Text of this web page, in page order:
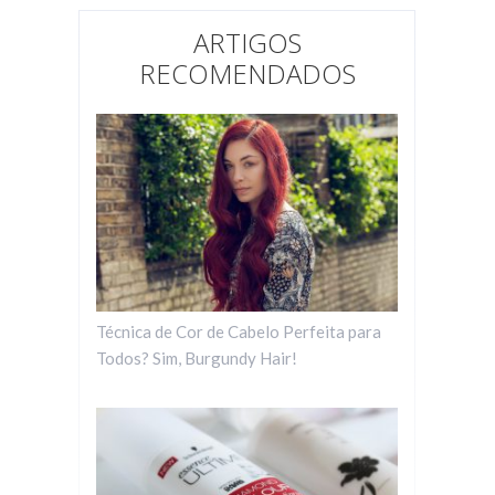
ARTIGOS
RECOMENDADOS
Técnica de Cor de Cabelo Perfeita para
Todos? Sim, Burgundy Hair!